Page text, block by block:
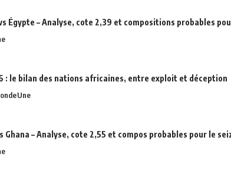
Égypte – Analyse, cote 2,39 et compositions probables
: le bilan des nations africaines, entre exploit et déception
Une
Ghana – Analyse, cote 2,55 et compos probables pour le